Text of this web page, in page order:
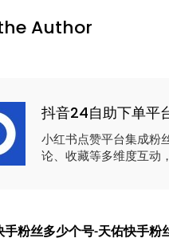
Author
抖音24自助下单平
小红书点赞平台集成粉
论、收藏等多维度互动
手粉丝多少个号-天佑快手粉